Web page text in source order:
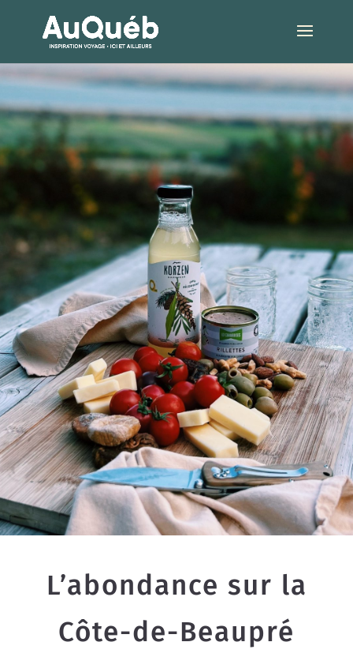
L’abondance sur la
Côte-de-Beaupré